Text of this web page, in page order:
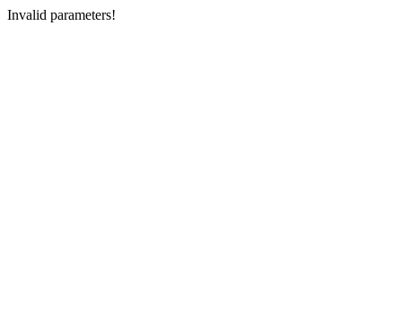
Invalid parameters!